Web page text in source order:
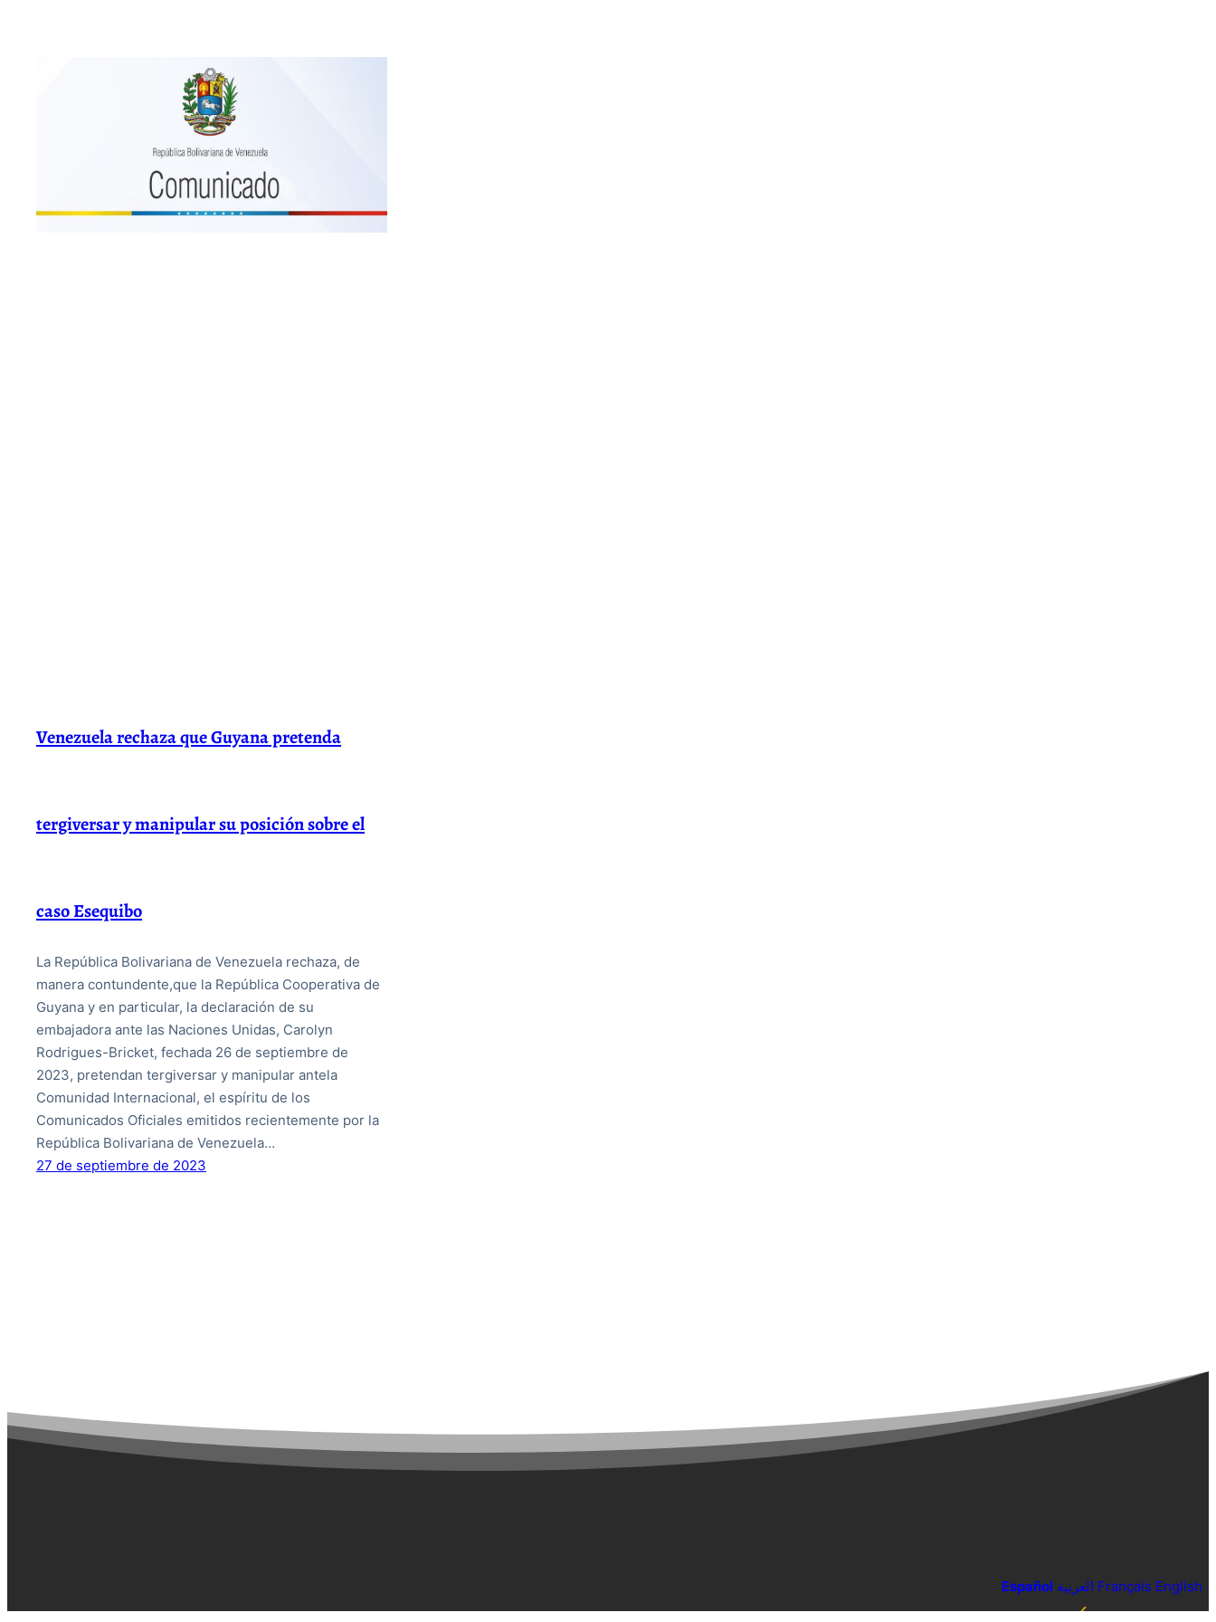
Venezuela rechaza que Guyana pretenda
tergiversar y manipular su posición sobre el
caso Esequibo
La República Bolivariana de Venezuela rechaza, de
manera contundente,que la República Cooperativa de
Guyana y en particular, la declaración de su
embajadora ante las Naciones Unidas, Carolyn
Rodrigues-Bricket, fechada 26 de septiembre de
2023, pretendan tergiversar y manipular antela
Comunidad Internacional, el espíritu de los
Comunicados Oficiales emitidos recientemente por la
República Bolivariana de Venezuela…
27 de septiembre de 2023
Español العربية Français English